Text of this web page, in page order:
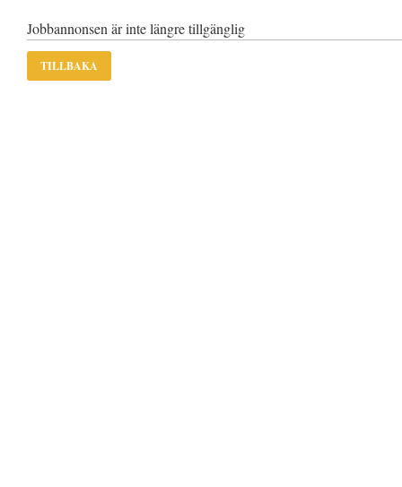
Jobbannonsen är inte längre tillgänglig
TILLBAKA